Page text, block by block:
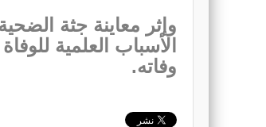
وإثر معاينة جثة
الأسباب العلمية
وفاته.